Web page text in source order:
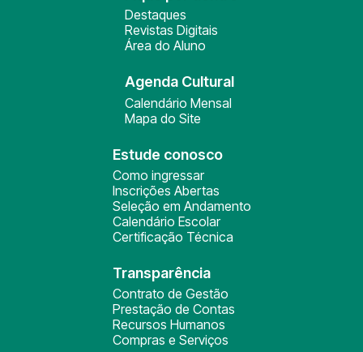
Destaques
Revistas Digitais
Área do Aluno
Agenda Cultural
Calendário Mensal
Mapa do Site
Estude conosco
Como ingressar
Inscrições Abertas
Seleção em Andamento
Calendário Escolar
Certificação Técnica
Transparência
Contrato de Gestão
Prestação de Contas
Recursos Humanos
Compras e Serviços